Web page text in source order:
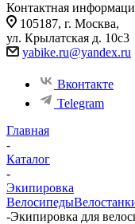
Контактная
105187, г. Москва,
ул. Крылатская д. 10с3
yabike.ru@yandex.ru
Вконтакте
Telegram
Главная
-
Каталог
-
Экипировка
Велосипеды
-Экипировка для